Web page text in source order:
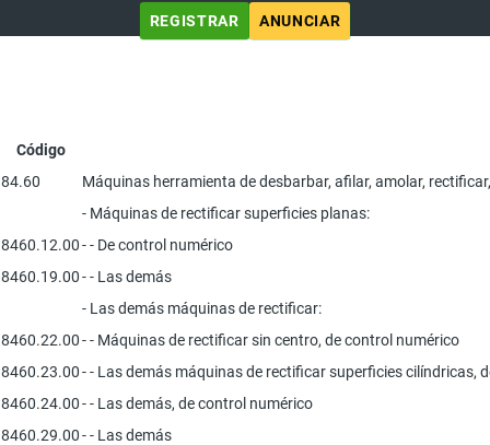
REGISTRAR
ANUNCIAR
Código
84.60
Máquinas herramienta de desbarbar, afilar, amolar,
- Máquinas de rectificar superficies planas:
8460.12.00- - De control numérico
8460.19.00- - Las demás
- Las demás máquinas de rectificar:
8460.22.00- - Máquinas de rectificar sin centro, de control numérico
8460.23.00- - Las demás máquinas de rectificar superficies cilíndricas,
8460.24.00- - Las demás, de control numérico
8460.29.00- - Las demás